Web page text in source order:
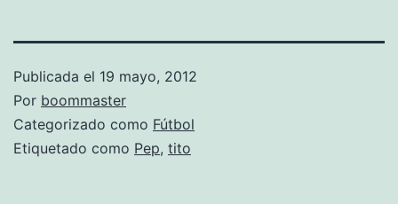
Publicada el 19 mayo, 2012
Por boommaster
Categorizado como Fútbol
Etiquetado como Pep, tito